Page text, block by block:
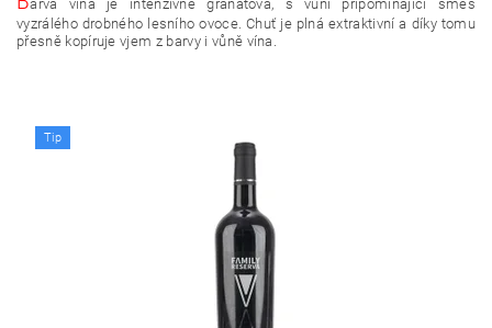
arva vína je intenzivně granátová, s vůní připomínající směs
vyzrálého drobného lesního ovoce. Chuť je plná extraktivní a díky tomu
přesně kopíruje vjem z barvy i vůně vína.
Tip